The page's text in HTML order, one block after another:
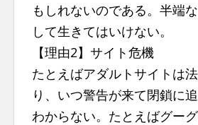
もしれないのである。半端
して生きてはいけない。
【理由2】サイト危機
たとえばアダルトサイトは
り、いつ警告が来て閉鎖に
わからない。たとえばグー